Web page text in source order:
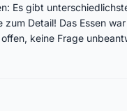
Es gibt
Detail! Das Essen
keine Frage
die Umgebung:
empfehlenswert!